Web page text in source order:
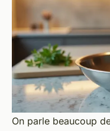
On parle beaucoup